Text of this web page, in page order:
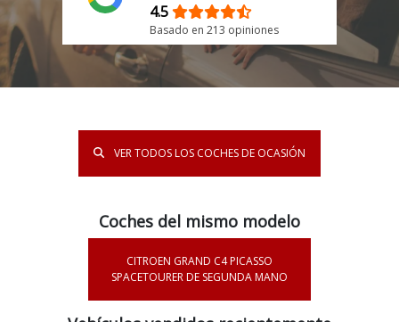
4.5
Basado en 213 opiniones
VER TODOS LOS COCHES DE OCASIÓN
Coches del mismo modelo
CITROEN GRAND C4 PICASSO
SPACETOURER DE SEGUNDA MANO